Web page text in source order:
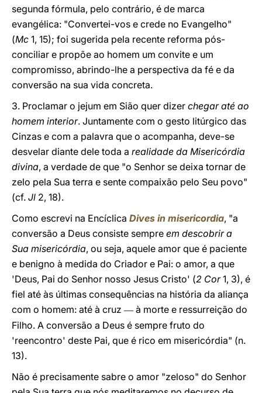
segunda fórmula, pelo contrário, é de marca
evangélica: "Convertei-vos e crede no Evangelho"
(Mc 1, 15); foi sugerida pela recente reforma pós-
conciliar e propõe ao homem um convite e um
compromisso, abrindo-lhe a perspectiva da fé e da
conversão na sua vida concreta.
3. Proclamar o jejum em Sião quer dizer chegar até ao
homem interior. Juntamente com o gesto litúrgico das
Cinzas e com a palavra que o acompanha, deve-se
desvelar diante dele toda a realidade da Misericórdia
divina, a verdade de que "o Senhor se deixa tornar de
zelo pela Sua terra e sente compaixão pelo Seu povo"
(cf. Jl 2, 18).
Como escrevi na Encíclica Dives in misericordia, "a
conversão a Deus consiste sempre em descobrir a
Sua misericórdia, ou seja, aquele amor que é paciente
e benigno à medida do Criador e Pai: o amor, a que
'Deus, Pai do Senhor nosso Jesus Cristo' (2 Cor1, 3), é
fiel até às últimas consequências na história da aliança
com o homem: até à cruz — à morte e ressurreição do
Filho. A conversão a Deus é sempre fruto do
'reencontro' deste Pai, que é rico em misericórdia" (n.
13).
Não é precisamente sabre o amor "zeloso" do Senhor